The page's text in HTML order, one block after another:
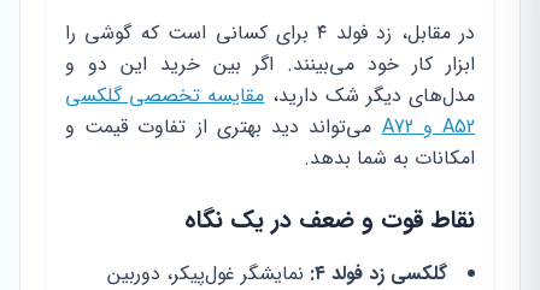
در مقابل، زد فولد ۴ برای کسانی است که گوشی را
ابزار کار خود می‌بینند. اگر بین خرید این دو و
مدل‌های دیگر شک دارید،مقایسه تخصصی گلکسی
A52 و A72
می‌تواند دید بهتری از تفاوت قیمت و
امکانات به شما بدهد.
نقاط قوت و ضعف در یک نگاه
گلکسی زد فولد ۴:
نمایشگر غول‌پیکر، دوربین